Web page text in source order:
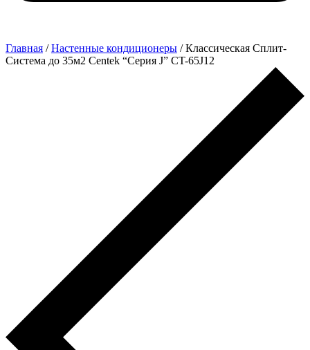
Главная /Настенные кондиционеры / Классическая Сплит-
Система до 35м2 Centek “Серия J” CT-65J12